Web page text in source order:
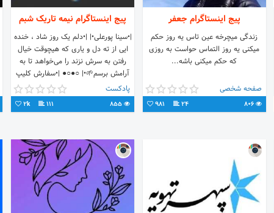
پیج اینستاگرام جعفر
زندگی میچرخه عین تاس یه روز حکم
میکنی یه روز التماس حواست به روزی
که حکم میکنی باشه...
صفحه شخصی
806
24
981
پیج اینستاگرام نیمه تاریک شبم
|•سینا پورعلی•| |•دلم یک روز شاد ، خنده
ایی از ته دل و یاری که هیچوقت خیال
رفتن به سرش نزند را می‌خواهد تا به
آرامش برسم🌱•| ○●○● |•سفارش کلیپ
دایرکت•|
پادکست
855
111
2k